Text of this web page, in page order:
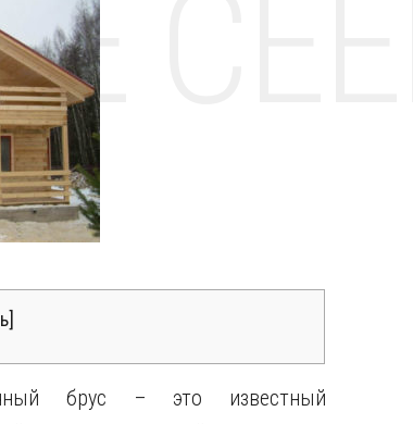
]
брус – это известный